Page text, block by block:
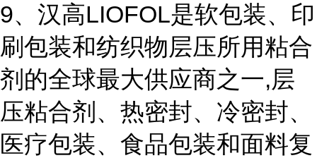
9、汉高LIOFOL是软包装、印
刷包装和纺织物层压所用粘合
剂的全球最大供应商之一,层
压粘合剂、热密封、冷密封、
医疗包装、食品包装和面料复